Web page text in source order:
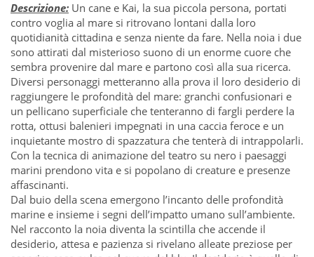
Descrizione: Un cane e Kai, la sua piccola persona, portati
contro voglia al mare si ritrovano lontani dalla loro
quotidianità cittadina e senza niente da fare. Nella noia i due
sono attirati dal misterioso suono di un enorme cuore che
sembra provenire dal mare e partono così alla sua ricerca.
Diversi personaggi metteranno alla prova il loro desiderio di
raggiungere le profondità del mare: granchi confusionari e
un pellicano superficiale che tenteranno di fargli perdere la
rotta, ottusi balenieri impegnati in una caccia feroce e un
inquietante mostro di spazzatura che tenterà di intrappolarli.
Con la tecnica di animazione del teatro su nero i paesaggi
marini prendono vita e si popolano di creature e presenze
affascinanti.
Dal buio della scena emergono l’incanto delle profondità
marine e insieme i segni dell’impatto umano sull’ambiente.
Nel racconto la noia diventa la scintilla che accende il
desiderio, attesa e pazienza si rivelano alleate preziose per